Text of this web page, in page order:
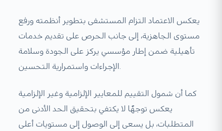
يعكس الاعتماد التزام المستشفى بتطوير أنظمته ورفع
مستوى الجاهزية، إلى جانب الحرص على تقديم خدمات
تأهيلية ضمن إطار مؤسسي يركز على الجودة وسلامة
الإجراءات واستمرارية التحسين.
كما أن شمول التقييم للمعايير الإلزامية وغير الإلزامية
يعكس توجهًا لا يكتفي بتحقيق الحد الأدنى من
المتطلبات، بل يسعى إلى الوصول إلى مستويات أعلى